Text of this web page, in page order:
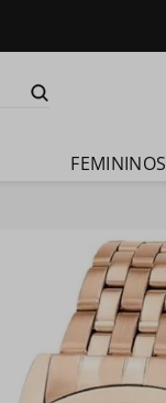
FEMININOS
champion
feminino
masculino
troca-
pulseira